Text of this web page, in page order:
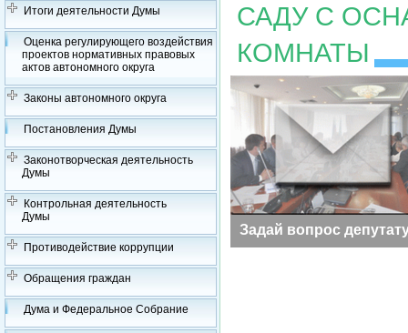
Итоги деятельности Думы
Оценка регулирующего воздействия
проектов нормативных правовых
актов автономного округа
Законы автономного округа
Постановления Думы
Законотворческая деятельность
Думы
Контрольная деятельность
Думы
Противодействие коррупции
Обращения граждан
Дума и Федеральное Собрание
САДУ С
КОМНАТЫ
Задай вопрос